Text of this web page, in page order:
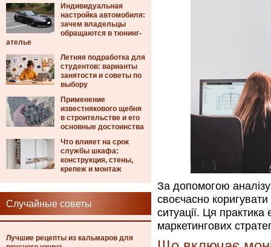
Индивидуальная
настройка автомобиля:
зачем владельцы
обращаются в тюнинг-
ателье
Летняя подработка для
студентов: варианты
занятости и советы по
выбору
Применение
известнякового щебня
в строительстве и его
основные достоинства
Что влияет на срок
службы шкафа:
конструкция, стены,
крепеж и монтаж
Случайные советы
Лучшие рецепты из кальмаров для
За допомогою аналізу
своєчасно коригувати
ситуації. Ця
маркетингових